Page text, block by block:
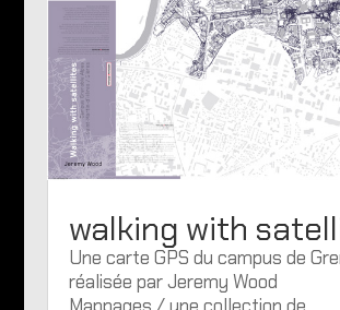
walking with
Une carte GPS du campus de
réalisée par Jeremy Wood